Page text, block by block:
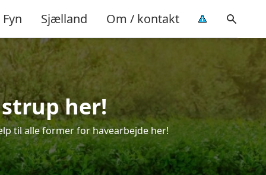
Fyn Sjælland Om / kontakt
her!
til alle former for havearbejde her!